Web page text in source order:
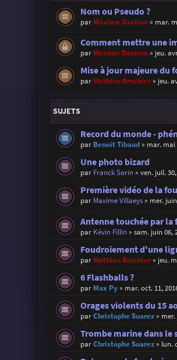
Nom ou Pseudo ?
par Maxime Daviron» mar.
Comment mettre une
par Maxime Daviron» jeu.
Mise à jour majeure du
par Mathieu Brochier» jeu.
SUJETS
Record du monde -
par Benoit Tibaud» mar. mai
Une photo bizard
par Franck Sorin» ven. juil.
Première vidéo de la
par Maxime Villaeys» mer.
Antenne touchée par la
par Kévin Fillin» sam. juin 06,
Foudroiement d'une
par Mathieu Brochier» jeu.
6 Flashballs ?
par Max Py» mar. oct. 11,
Orages violents du 15
parChristophe Suarez» mer.
Trombe marine dans le
parChristophe Suarez» lun.